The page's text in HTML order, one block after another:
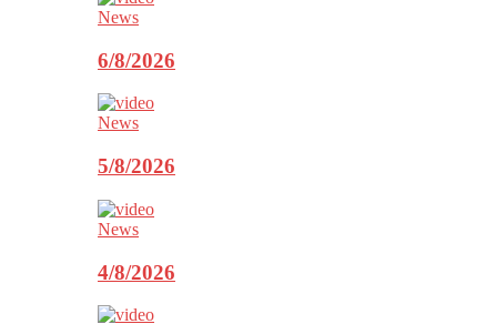
News
6/8/2026
News
5/8/2026
News
4/8/2026